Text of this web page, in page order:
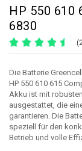
HP 550 610
6830
Die Batterie
HP 550 610 615
Akku ist mit
ausgestattet, die
garantieren. Die
speziell für den
Betrieb und volle